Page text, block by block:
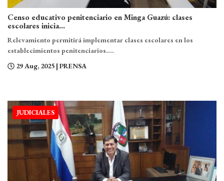
Censo educativo penitenciario en Minga Guazú: clases
escolares inicia...
Relevamiento permitirá implementar clases escolares en los
establecimientos penitenciarios....
29 Aug, 2025 | PRENSA
JUDICIALES